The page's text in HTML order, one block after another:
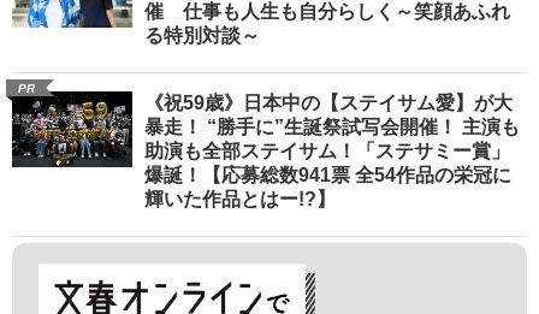
催 仕事も人生も自分らしく～笑顔あふれ
る特別対談～
PR
《祝59歳》日本中の【ステイサム愛】が大
暴走！ “勝手に”生誕祭試写会開催！ 主演も
助演も全部ステイサム！「ステサミー賞」
爆誕！【応募総数941票 全54作品の栄冠に
輝いた作品とはー!?】